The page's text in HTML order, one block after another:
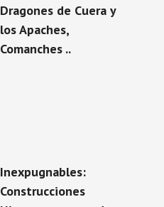
Dragones de Cuera y
los Apaches,
Comanches ..
Inexpugnables:
Construcciones